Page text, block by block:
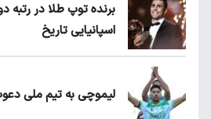
برنده توپ طلا در رتبه
اسپانیایی تاریخ
لیموچی به تیم ملی